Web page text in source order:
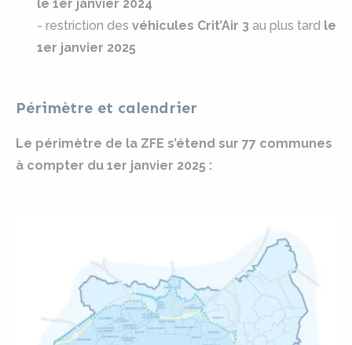
le 1er janvier 2024
- restriction des véhicules Crit’Air 3 au plus tard le
1er janvier 2025
Périmètre et calendrier
Le périmètre de la ZFE s’étend sur 77 communes
à compter du 1er janvier 2025 :